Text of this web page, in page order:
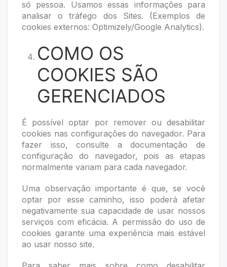
só pessoa. Usamos essas informações para
analisar o tráfego dos Sites. (Exemplos de
cookies externos: Optimizely/Google Analytics).
COMO OS
COOKIES SÃO
GERENCIADOS
É possível optar por remover ou desabilitar
cookies nas configurações do navegador. Para
fazer isso, consulte a documentação de
configuração do navegador, pois as etapas
normalmente variam para cada navegador.
Uma observação importante é que, se você
optar por esse caminho, isso poderá afetar
negativamente sua capacidade de usar nossos
serviços com eficácia. A permissão do uso de
cookies garante uma experiência mais estável
ao usar nosso site.